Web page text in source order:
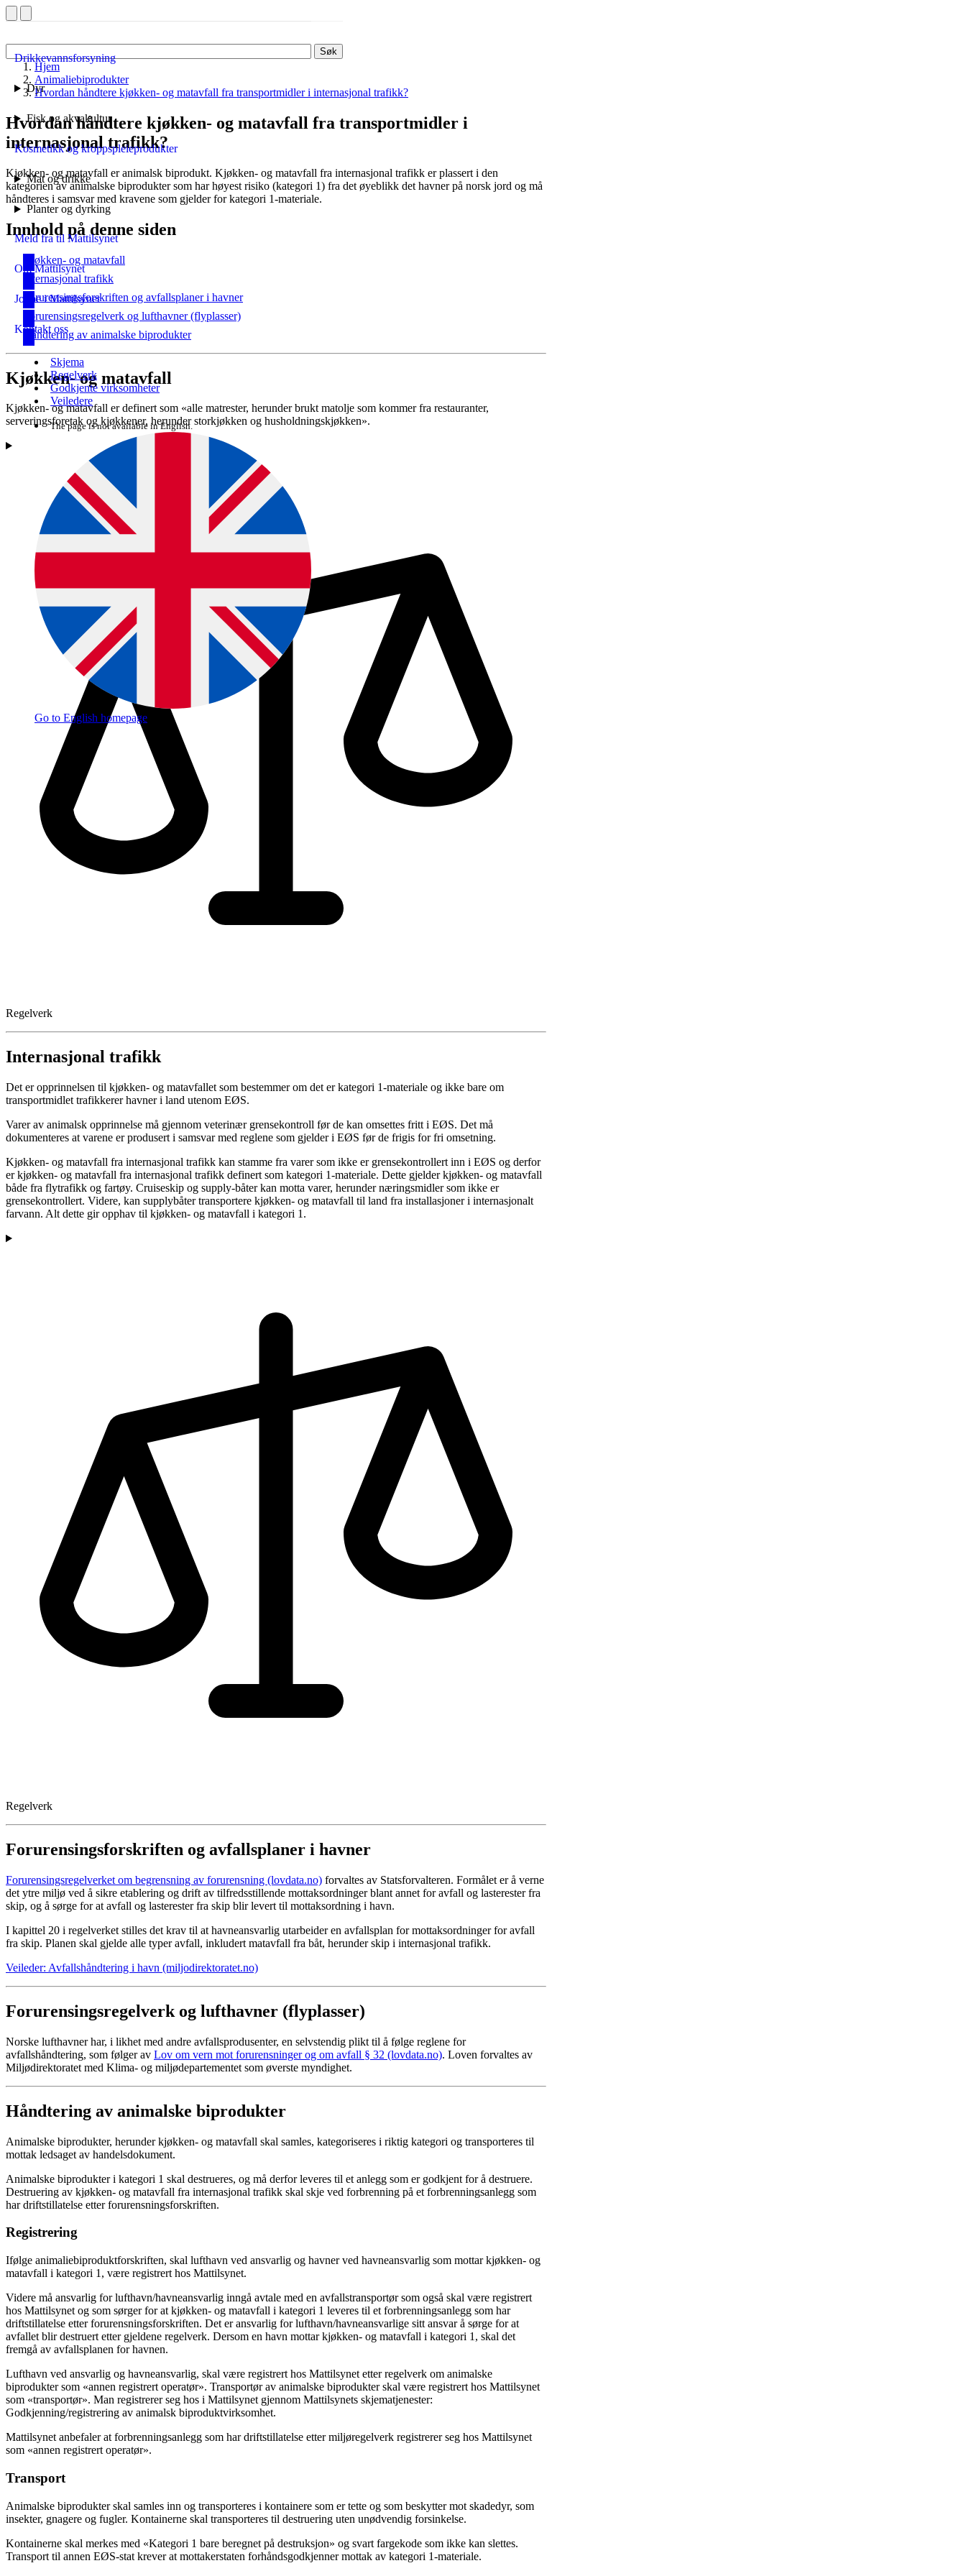
Søk
Drikkevannsforsyning
Dyr
Fisk og akvakultur
Kosmetikk og kroppspleieprodukter
Mat og drikke
Planter og dyrking
Meld fra til Mattilsynet
Om Mattilsynet
Jobbe i Mattilsynet
Kontakt oss
Skjema
Regelverk
Godkjente virksomheter
Veiledere
The page is not available in English.
Go to English homepage
Hjem
Animaliebiprodukter
Hvordan håndtere kjøkken- og matavfall fra transportmidler i internasjonal trafikk?
Hvordan håndtere kjøkken- og matavfall fra transportmidler i
internasjonal trafikk?
Kjøkken- og matavfall er animalsk biprodukt. Kjøkken- og matavfall fra internasjonal trafikk er plassert i den
kategorien av animalske biprodukter som har høyest risiko (kategori 1) fra det øyeblikk det havner på norsk jord og må
håndteres i samsvar med kravene som gjelder for kategori 1-materiale.
Innhold på denne siden
Kjøkken- og matavfall
Internasjonal trafikk
Forurensingsforskriften og avfallsplaner i havner
Forurensingsregelverk og lufthavner (flyplasser)
Håndtering av animalske biprodukter
Kjøkken- og matavfall
Kjøkken- og matavfall er definert som «alle matrester, herunder brukt matolje som kommer fra restauranter,
serveringsforetak og kjøkkener, herunder storkjøkken og husholdningskjøkken».
Regelverk
Internasjonal trafikk
Det er opprinnelsen til kjøkken- og matavfallet som bestemmer om det er kategori 1-materiale og ikke bare om
transportmidlet trafikkerer havner i land utenom EØS.
Varer av animalsk opprinnelse må gjennom veterinær grensekontroll før de kan omsettes fritt i EØS. Det må
dokumenteres at varene er produsert i samsvar med reglene som gjelder i EØS før de frigis for fri omsetning.
Kjøkken- og matavfall fra internasjonal trafikk kan stamme fra varer som ikke er grensekontrollert inn i EØS og derfor
er kjøkken- og matavfall fra internasjonal trafikk definert som kategori 1-materiale. Dette gjelder kjøkken- og matavfall
både fra flytrafikk og fartøy. Cruiseskip og supply-båter kan motta varer, herunder næringsmidler som ikke er
grensekontrollert. Videre, kan supplybåter transportere kjøkken- og matavfall til land fra installasjoner i internasjonalt
farvann. Alt dette gir opphav til kjøkken- og matavfall i kategori 1.
Regelverk
Forurensingsforskriften og avfallsplaner i havner
Forurensingsregelverket om begrensning av forurensning (lovdata.no) forvaltes av Statsforvalteren. Formålet er å verne
det ytre miljø ved å sikre etablering og drift av tilfredsstillende mottaksordninger blant annet for avfall og lasterester fra
skip, og å sørge for at avfall og lasterester fra skip blir levert til mottaksordning i havn.
I kapittel 20 i regelverket stilles det krav til at havneansvarlig utarbeider en avfallsplan for mottaksordninger for avfall
fra skip. Planen skal gjelde alle typer avfall, inkludert matavfall fra båt, herunder skip i internasjonal trafikk.
Veileder: Avfallshåndtering i havn (miljodirektoratet.no)
Forurensingsregelverk og lufthavner (flyplasser)
Norske lufthavner har, i likhet med andre avfallsprodusenter, en selvstendig plikt til å følge reglene for
avfallshåndtering, som følger av Lov om vern mot forurensninger og om avfall § 32 (lovdata.no). Loven forvaltes av
Miljødirektoratet med Klima- og miljødepartementet som øverste myndighet.
Håndtering av animalske biprodukter
Animalske biprodukter, herunder kjøkken- og matavfall skal samles, kategoriseres i riktig kategori og transporteres til
mottak ledsaget av handelsdokument.
Animalske biprodukter i kategori 1 skal destrueres, og må derfor leveres til et anlegg som er godkjent for å destruere.
Destruering av kjøkken- og matavfall fra internasjonal trafikk skal skje ved forbrenning på et forbrenningsanlegg som
har driftstillatelse etter forurensningsforskriften.
Registrering
Ifølge animaliebiproduktforskriften, skal lufthavn ved ansvarlig og havner ved havneansvarlig som mottar kjøkken- og
matavfall i kategori 1, være registrert hos Mattilsynet.
Videre må ansvarlig for lufthavn/havneansvarlig inngå avtale med en avfallstransportør som også skal være registrert
hos Mattilsynet og som sørger for at kjøkken- og matavfall i kategori 1 leveres til et forbrenningsanlegg som har
driftstillatelse etter forurensningsforskriften. Det er ansvarlig for lufthavn/havneansvarlige sitt ansvar å sørge for at
avfallet blir destruert etter gjeldene regelverk. Dersom en havn mottar kjøkken- og matavfall i kategori 1, skal det
fremgå av avfallsplanen for havnen.
Lufthavn ved ansvarlig og havneansvarlig, skal være registrert hos Mattilsynet etter regelverk om animalske
biprodukter som «annen registrert operatør». Transportør av animalske biprodukter skal være registrert hos Mattilsynet
som «transportør». Man registrerer seg hos i Mattilsynet gjennom Mattilsynets skjematjenester:
Godkjenning/registrering av animalsk biproduktvirksomhet.
Mattilsynet anbefaler at forbrenningsanlegg som har driftstillatelse etter miljøregelverk registrerer seg hos Mattilsynet
som «annen registrert operatør».
Transport
Animalske biprodukter skal samles inn og transporteres i kontainere som er tette og som beskytter mot skadedyr, som
insekter, gnagere og fugler. Kontainerne skal transporteres til destruering uten unødvendig forsinkelse.
Kontainerne skal merkes med «Kategori 1 bare beregnet på destruksjon» og svart fargekode som ikke kan slettes.
Transport til annen EØS-stat krever at mottakerstaten forhåndsgodkjenner mottak av kategori 1-materiale.